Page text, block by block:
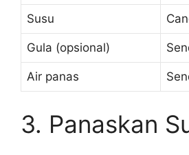
Susu
Gula (opsional)
Air panas
3. Panaskan